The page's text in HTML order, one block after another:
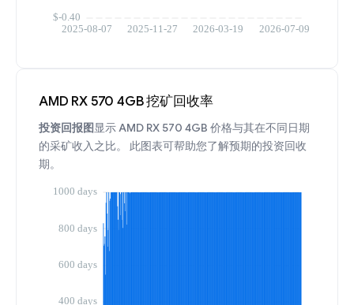
AMD RX 570 4GB 挖矿回收率
投资回报图显示 AMD RX 570 4GB 价格与其在不同日期
的采矿收入之比。 此图表可帮助您了解预期的投资回收
期。